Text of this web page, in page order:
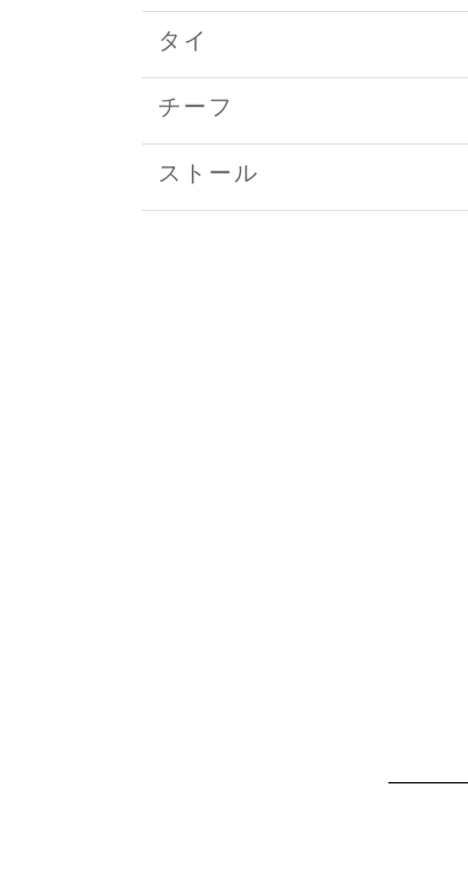
タイ
チーフ
ストール